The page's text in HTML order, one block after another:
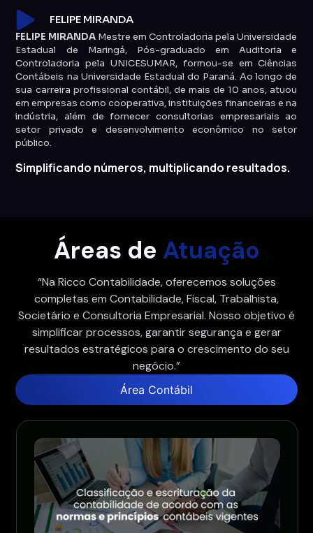
FELIPE MIRANDA
FELIPE MIRANDA Mestre em Controladoria pela Universidade
Estadual de Maringá, Pós-graduado em Auditoria e
Controladoria pela UNICESUMAR, formou-se em Ciências
Contábeis na Universidade Estadual do Paraná. Ao longo de
sua carreira profissional contábil, de mais de 10 anos, atuou
em empresas como cooperativa, instituições financeiras e na
indústria, além de fornecer consultorias empresariais ao
setor privado e desenvolvimento econômico no setor
público.
Simplificando números, multiplicando resultados.
Áreas de Atuação
“Na Ricco Contabilidade, oferecemos soluções
completas em Contabilidade, Fiscal, Trabalhista,
Societário e Consultoria Empresarial. Nosso objetivo é
simplificar processos, garantir segurança e gerar
resultados estratégicos para o crescimento do seu
negócio.”
Área Contábil